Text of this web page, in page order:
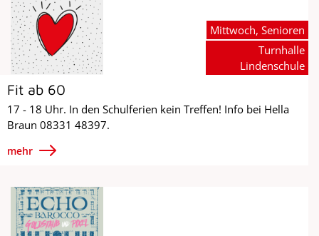
Fit ab 60
17 - 18 Uhr. In den Schulferien kein Treffen! Info bei Hella
Braun 08331 48397.
mehr
Mittwoch, Senioren
Turnhalle
Lindenschule